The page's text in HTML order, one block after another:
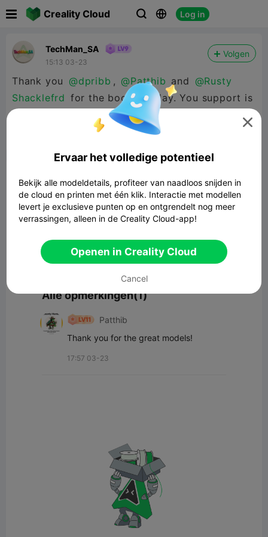
Creality Cloud   Log in
TechMan_SA
15:13 03-23
Volgen
Thank you @dpribb , @Patthib and @Rusty
Shacklefrd for the boosts today. You support is
sincerely appreciated.
Laat reactie achter
Alle opmerkingen(1)
Patthib
Thank you for the great models!
17:57 03-23

Ervaar het volledige potentieel
Bekijk alle modeldetails, profiteer van naadloos snijden in
de cloud en printen met één klik. Interactie met modellen
levert je exclusieve punten op en ontgrendelt nog meer
verrassingen, alleen in de Creality Cloud-app!
Openen in Creality Cloud
Cancel